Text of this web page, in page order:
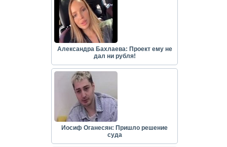
Александра Бахлаева: Проект ему не
дал ни рубля!
Иосиф Оганесян: Пришло решение
суда